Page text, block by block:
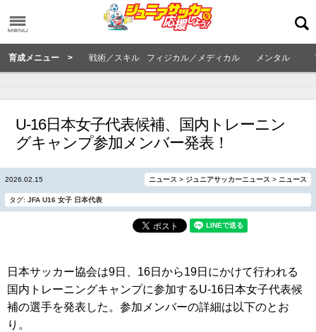
育成メニュー > 戦術／スキル フィジカル／メディカル メンタル
U-16日本女子代表候補、国内トレーニン
グキャンプ参加メンバー発表！
2026.02.15 ニュース > ジュニアサッカーニュース > ニュース
タグ: JFA U16 女子 日本代表
日本サッカー協会は9日、16日から19日にかけて行われる
国内トレーニングキャンプに参加するU-16日本女子代表候
補の選手を発表した。参加メンバーの詳細は以下のとお
り。